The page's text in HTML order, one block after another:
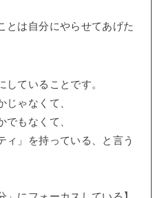
とは自分にやらせてあげた
していることです。
じゃなくて、
でもなくて、
ィ」を持っている、と言う